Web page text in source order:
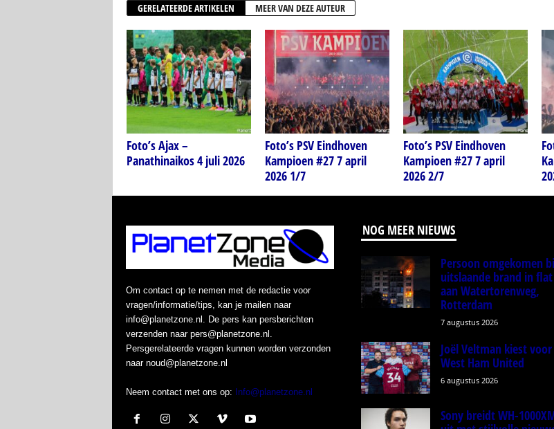
GERELATEERDE ARTIKELEN MEER VAN DEZE AUTEUR
Foto’s Ajax –
Panathinaikos 4 juli 2026
Foto’s PSV Eindhoven
Kampioen #27 7 april
2026 1/7
Foto’s PSV Eindhoven
Kampioen #27 7 april
2026 2/7
Om contact op te nemen met de redactie voor
vragen/informatie/tips, kan je mailen naar
info@planetzone.nl. De pers kan persberichten
verzenden naar pers@planetzone.nl.
Persgerelateerde vragen kunnen worden verzonden
naar noud@planetzone.nl
Neem contact met ons op: Info@planetzone.nl
NOG MEER NIEUWS
Persoon omgekomen
uitslaande brand in flat
aan Watertorenweg,
Rotterdam
7 augustus 2026
Joël Veltman kiest voor
West Ham United
6 augustus 2026
Sony breidt WH-